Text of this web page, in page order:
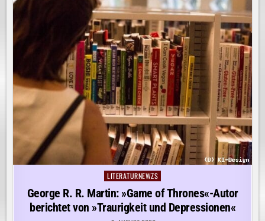
Posted
in
LITERATURNEWZS
George R. R. Martin: »Game of Thrones«-Autor
berichtet von »Traurigkeit und Depressionen«